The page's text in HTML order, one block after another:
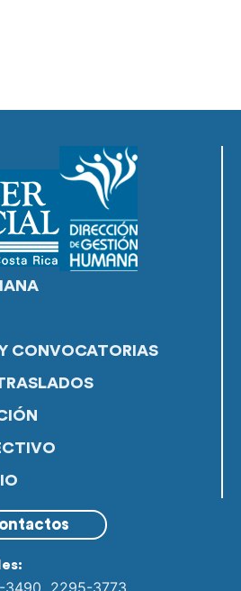
CONVOCATORIAS
3490 2295-3773